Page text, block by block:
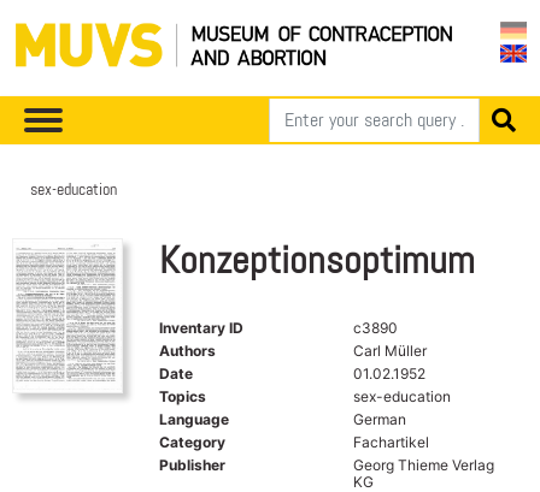
sex-education
Konzeptionsoptimum
Inventary ID
c3890
Authors
Carl Müller
Date
01.02.1952
Topics
sex-education
Language
German
Category
Fachartikel
Publisher
Georg Thieme Verlag
KG